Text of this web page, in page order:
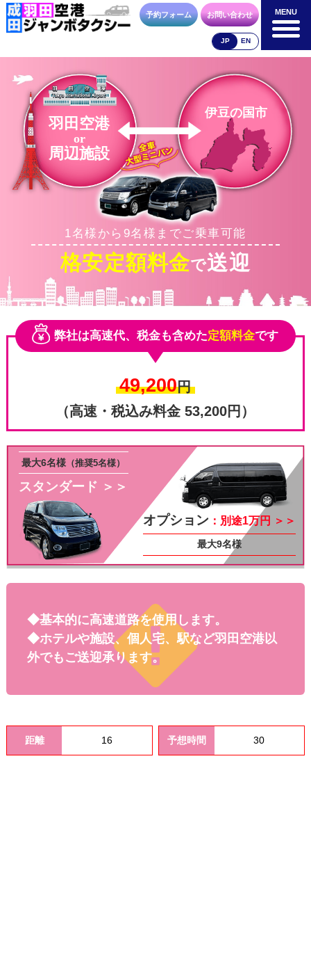
MENU
成田空港
料金表
空港送迎以外
料金表
車種・荷物 お支払方法 合流方法
お問合せ 予約フォーム
その他
料金
予約フォーム お問い合わせ
JP EN
MENU
羽田空港
or
周辺施設
伊豆の国市
1名様から9名様までご乗車可能
格安定額料金で送迎
弊社は高速代、税金も含めた定額料金です
49,200円
（高速・税込み料金 53,200円）
スタンダード ＞＞
最大6名様 （推奨5名様）
オプション ：別途1万円 ＞＞
最大9名様
◆基本的に高速道路を使用します。
◆ホテルや施設、個人宅、駅など羽田空港以
外でもご送迎承ります。
距離 16 予想時間 30